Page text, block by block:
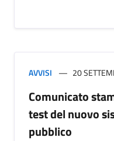
AVVISI 20
Comunicato
test del nuovo
pubblico